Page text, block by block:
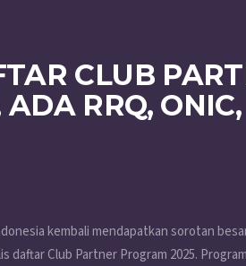
CLUB
RRQ,
kembali mendapatkan sorotan
daftar Club Partner Program 2025.